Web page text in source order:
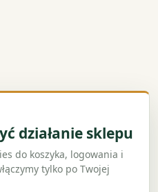
działanie sklepu
do koszyka, logowania i
tylko po Twojej